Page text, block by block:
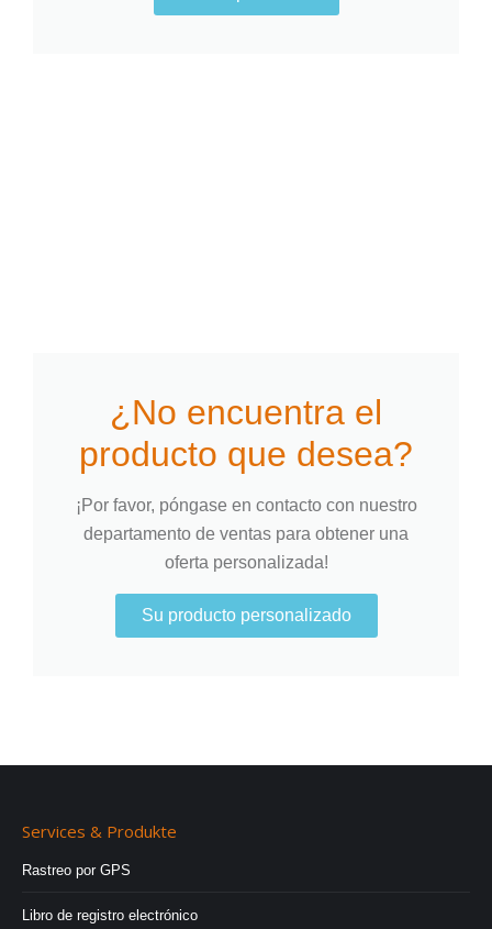
¿No encuentra el
producto que desea?
¡Por favor, póngase en contacto con nuestro
departamento de ventas para obtener una
oferta personalizada!
Su producto personalizado
Services & Produkte
Rastreo por GPS
Libro de registro electrónico